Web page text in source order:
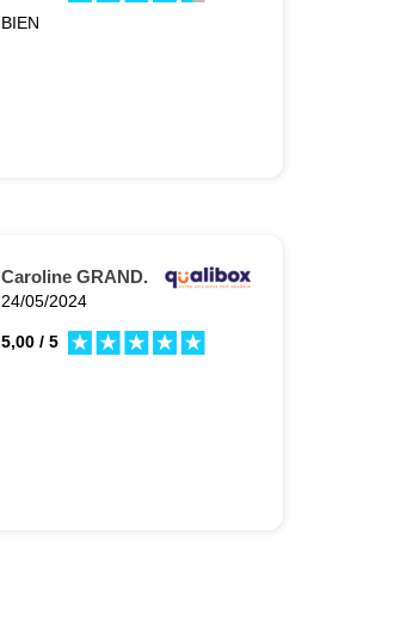
BIEN
Caroline GRAND.
24/05/2024
5,00 / 5